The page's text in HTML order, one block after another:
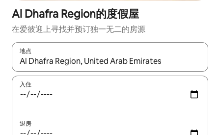
Al Dhafra Region的度假屋
在爱彼迎上寻找并预订独一无二的房源
地点
如有搜索结果，请使用上下方向键查看，或通过点击或滑动手势
入住
退房